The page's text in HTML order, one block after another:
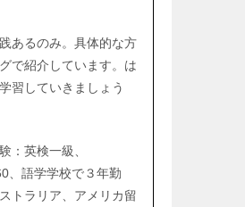
あるのみ。具体的な方
で紹介しています。は
習していきましょう
：英検一級、
、語学学校で３年勤
トラリア、アメリカ留